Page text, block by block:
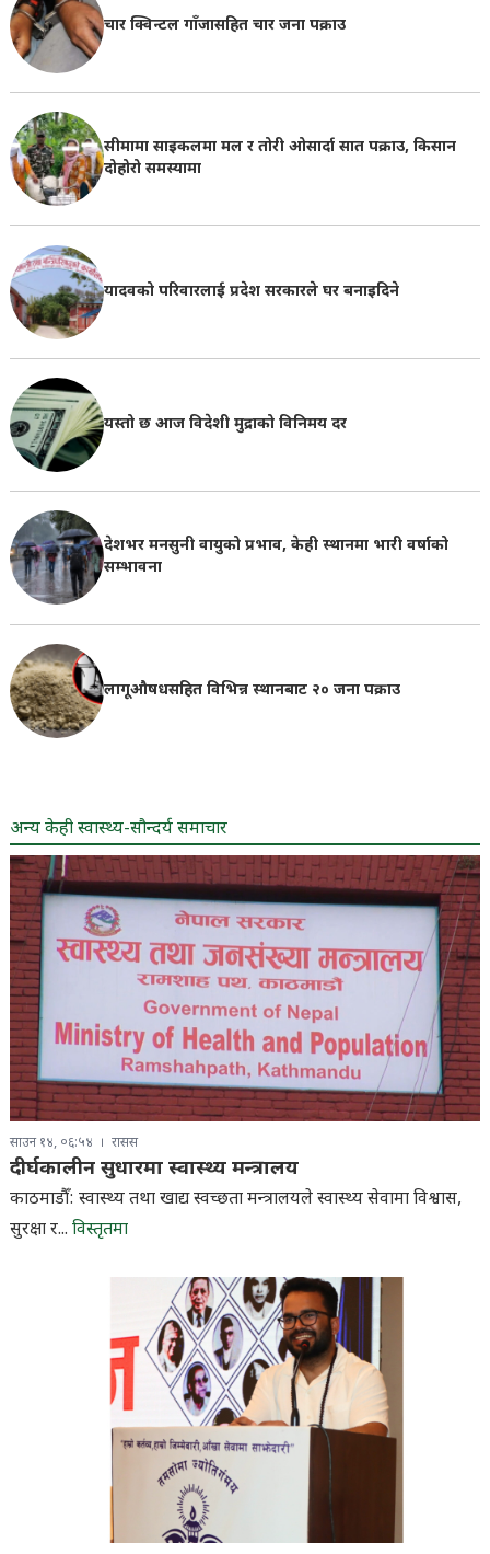
चार क्विन्टल गाँजासहित चार जना पक्राउ
सीमामा साइकलमा मल र तोरी ओसार्दा सात पक्राउ, किसान
दोहोरो समस्यामा
यादवको परिवारलाई प्रदेश सरकारले घर बनाइदिने
यस्तो छ आज विदेशी मुद्राको विनिमय दर
देशभर मनसुनी वायुको प्रभाव, केही स्थानमा भारी वर्षाको
सम्भावना
लागूऔषधसहित विभिन्न स्थानबाट २० जना पक्राउ
अन्य केही स्वास्थ्य-सौन्दर्य समाचार
साउन १४, ०६:५४ रासस
दीर्घकालीन सुधारमा स्वास्थ्य मन्त्रालय
काठमाडौँ: स्वास्थ्य तथा खाद्य स्वच्छता मन्त्रालयले स्वास्थ्य सेवामा विश्वास,
सुरक्षा र... विस्तृतमा